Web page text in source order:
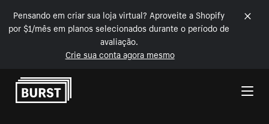
Pensando em criar sua loja virtual? Aproveite a Shopify
por $1/mês em planos selecionados durante o período de
avaliação.
Crie sua conta agora mesmo
Pular para o conteúdo